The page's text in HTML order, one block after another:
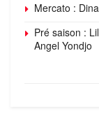
Mercato :
Pré saison :
Angel Yondjo